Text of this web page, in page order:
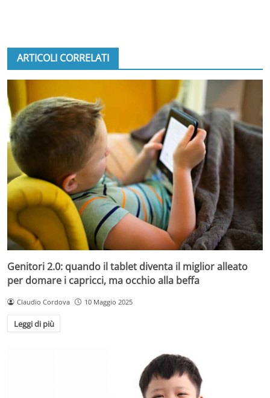
ARTICOLI CORRELATI
Genitori 2.0: quando il tablet diventa il miglior alleato
per domare i capricci, ma occhio alla beffa
Claudio Cordova 10 Maggio 2025
Leggi di più